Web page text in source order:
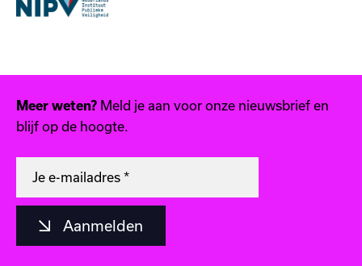
Meer weten? Meld je aan voor onze nieuwsbrief en
blijf op de hoogte.
Aanmelden